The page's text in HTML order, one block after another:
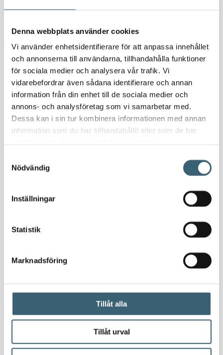
Denna webbplats använder cookies
Vi använder enhetsidentifierare för att anpassa innehållet
och annonserna till användarna, tillhandahålla funktioner
för sociala medier och analysera vår trafik. Vi
vidarebefordrar även sådana identifierare och annan
information från din enhet till de sociala medier och
annons- och analysföretag som vi samarbetar med.
Dessa kan i sin tur kombinera informationen med annan
information som du har tillhandahållit eller som de har
Nödvändig
Inställningar
Statistik
Marknadsföring
Tillåt alla
Tillåt urval
Kundspecifik tillverkning
Hem/Butik/Verkstad/Uppsamlingskärl för fat & IBC/ Ramp till
arbetsgolv
Ramp till arbetsgolv
847kr847
- +
Kategorier:Uppsamlingskärl för fat & IBC
VerkstadEtiketter:arbetsgolv,ramp,ramp arbetsgolv